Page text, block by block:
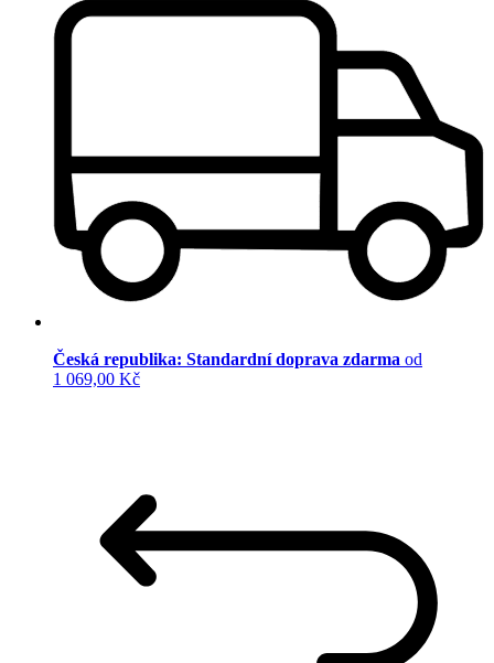
Česká republika: Standardní doprava zdarma od
1 069,00 Kč